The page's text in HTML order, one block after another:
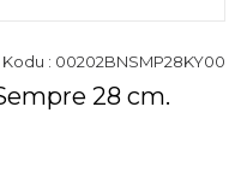
Kodu : 00202BNSMP28KY00
28 cm.